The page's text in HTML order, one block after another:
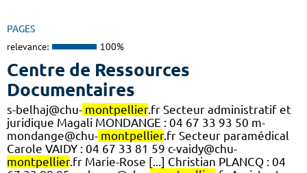
PAGES
relevance: 100%
Centre de Ressources
Documentaires
s-belhaj@chu- montpellier.fr Secteur administratif et
juridique Magali MONDANGE : 04 67 33 93 50 m-
mondange@chu- montpellier.fr Secteur paramédical
Carole VAIDY : 04 67 33 81 59 c-vaidy@chu-
montpellier.fr Marie-Rose [...] Christian PLANCQ : 04